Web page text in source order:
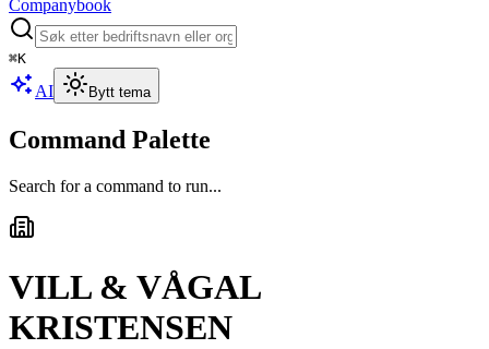
Companybook
⌘K
AI Bytt tema
Command Palette
Search for a command to run...
VILL & VÅGAL
KRISTENSEN